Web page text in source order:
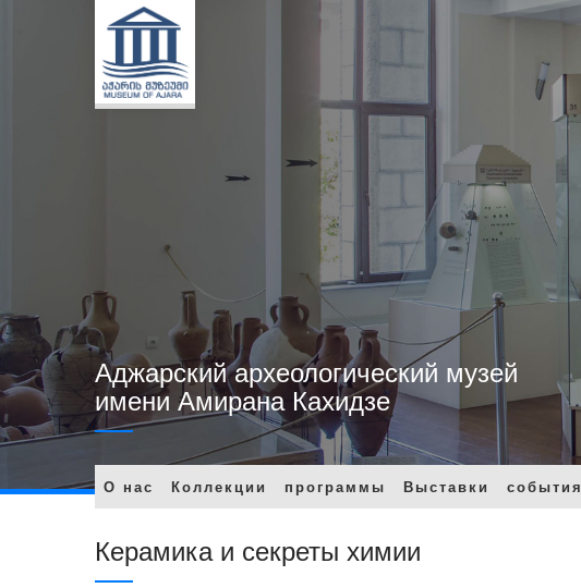
Аджарский археологический музей
имени Амирана Кахидзе
О нас Коллекции программы Выставки события
Керамика и секреты химии